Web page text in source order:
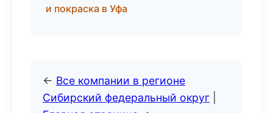
и покраска в Уфа
← Все компании в регионе
Сибирский федеральный округ